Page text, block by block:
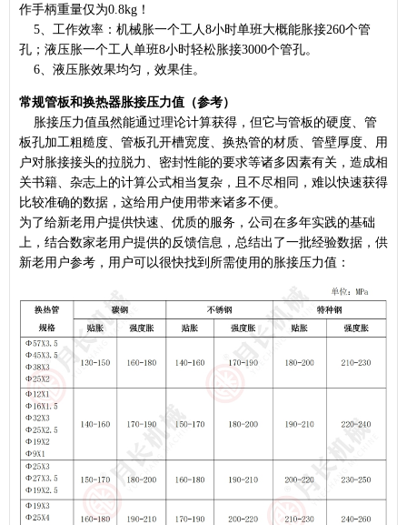
作手柄重量仅为0.8kg！
5、工作效率：机械胀一个工人8小时单班大概能胀接260个管
孔；液压胀一个工人单班8小时轻松胀接3000个管孔。
6、液压胀效果均匀，效果佳。
常规管板和换热器胀接压力值（参考）
胀接压力值虽然能通过理论计算获得，但它与管板的硬度、管
板孔加工粗糙度、管板孔开槽宽度、换热管的材质、管壁厚度、用
户对胀接接头的拉脱力、密封性能的要求等诸多因素有关，造成相
关书籍、杂志上的计算公式相当复杂，且不尽相同，难以快速获得
比较准确的数据，这给用户使用带来诸多不便。
为了给新老用户提供快速、优质的服务，公司在多年实践的基础
上，结合数家老用户提供的反馈信息，总结出了一批经验数据，供
新老用户参考，用户可以很快找到所需使用的胀接压力值：